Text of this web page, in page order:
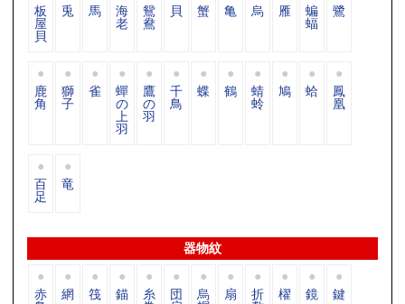
板
屋
貝
兎 馬 海
老
鴛
鴦
貝 蟹 亀 烏 雁 蝙
蝠
鷺
鹿
角
獅
子
雀 蟬
の
上
羽
鷹
の
羽
千
鳥
蝶 鶴 蜻
蛉
鳩 蛤 鳳
凰
百
足
竜
器物紋
赤 網 筏 錨 糸 団 烏 扇 折 櫂 鏡 鍵